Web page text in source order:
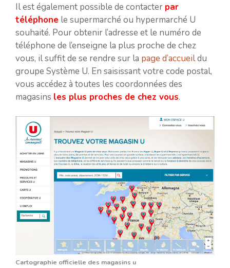
Il est également possible de contacter par
téléphone le supermarché ou hypermarché U
souhaité. Pour obtenir l’adresse et le numéro de
téléphone de l’enseigne la plus proche de chez
vous, il suffit de se rendre sur la page d’accueildu
groupe Système U. En saisissant votre code postal,
vous accédez à toutes les coordonnées des
magasins les plus proches de chez vous.
Cartographie officielle des magasins u